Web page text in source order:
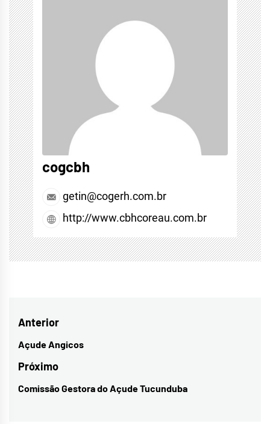
cogcbh
getin@cogerh.com.br
http://www.cbhcoreau.com.br
Navegação
de
Post
Anterior
Previous
post:
Açude Angicos
Próximo
Next
Comissão Gestora do Açude Tucunduba